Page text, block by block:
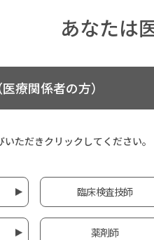
あなたは
療関係者の方）
いただきクリックしてください。
臨床検査技師
薬剤師